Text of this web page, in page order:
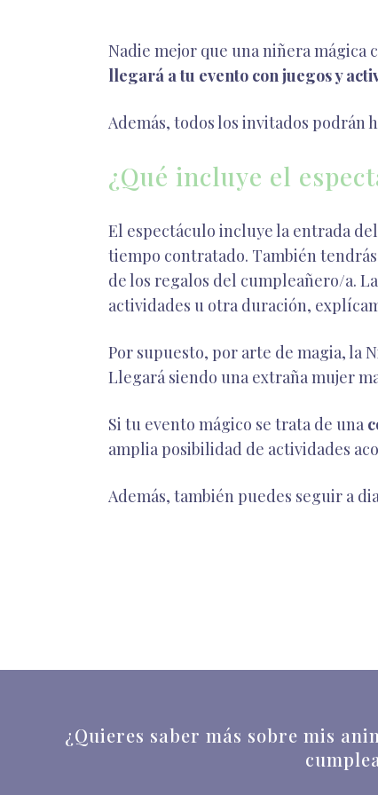
Nadie mejor que una niñera mágica
llegará a tu evento con juegos y
Además, todos los invitados podrán
¿Qué incluye el
El espectáculo incluye la entrada
tiempo contratado. También
de los regalos del cumpleañero/a.
actividades u otra duración,
Por supuesto, por arte de magia, la
Llegará siendo una extraña mujer
Si tu evento mágico se trata de una
amplia posibilidad de actividades
Además, también puedes seguir a
¿Quieres saber más sobre mis